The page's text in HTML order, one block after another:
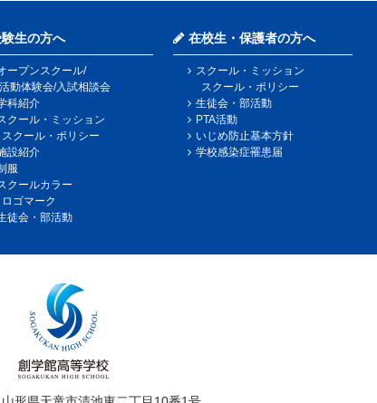
生の方へ
ープンスクール/
動体験会/入試相談会
科紹介
クール・ミッション
クール・ポリシー
設紹介
服
クールカラー
ゴマーク
徒会・部活動
在校生・保護者の方へ
スクール・ミッション
スクール・ポリシー
生徒会・部活動
PTA活動
いじめ防止基本方針
学校感染症罹患届